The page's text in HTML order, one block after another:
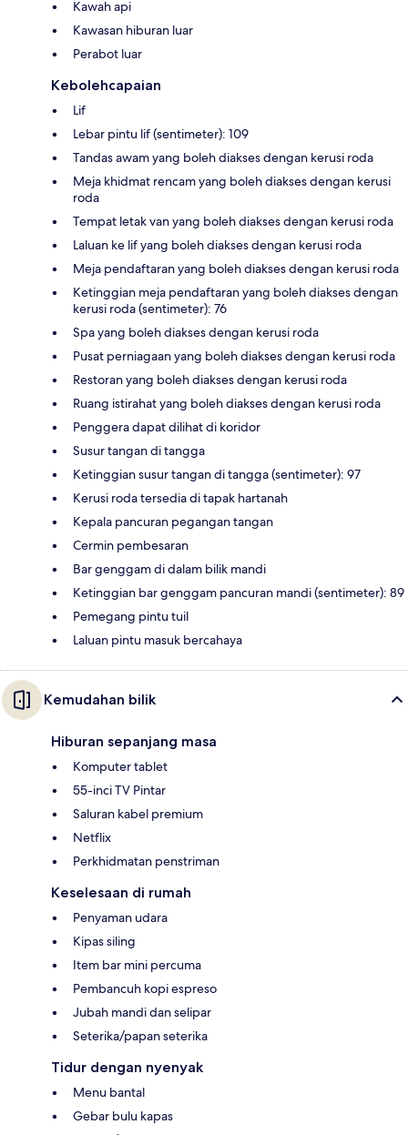
Kawah api
Kawasan hiburan luar
Perabot luar
Kebolehcapaian
Lif
Lebar pintu lif (sentimeter): 109
Tandas awam yang boleh diakses dengan kerusi roda
Meja khidmat rencam yang boleh diakses dengan kerusi
roda
Tempat letak van yang boleh diakses dengan kerusi roda
Laluan ke lif yang boleh diakses dengan kerusi roda
Meja pendaftaran yang boleh diakses dengan kerusi roda
Ketinggian meja pendaftaran yang boleh diakses dengan
kerusi roda (sentimeter): 76
Spa yang boleh diakses dengan kerusi roda
Pusat perniagaan yang boleh diakses dengan kerusi roda
Restoran yang boleh diakses dengan kerusi roda
Ruang istirahat yang boleh diakses dengan kerusi roda
Penggera dapat dilihat di koridor
Susur tangan di tangga
Ketinggian susur tangan di tangga (sentimeter): 97
Kerusi roda tersedia di tapak hartanah
Kepala pancuran pegangan tangan
Cermin pembesaran
Bar genggam di dalam bilik mandi
Ketinggian bar genggam pancuran mandi (sentimeter): 89
Pemegang pintu tuil
Laluan pintu masuk bercahaya
Kemudahan bilik
Hiburan sepanjang masa
Komputer tablet
55-inci TV Pintar
Saluran kabel premium
Netflix
Perkhidmatan penstriman
Keselesaan di rumah
Penyaman udara
Kipas siling
Item bar mini percuma
Pembancuh kopi espreso
Jubah mandi dan selipar
Seterika/papan seterika
Tidur dengan nyenyak
Menu bantal
Gebar bulu kapas